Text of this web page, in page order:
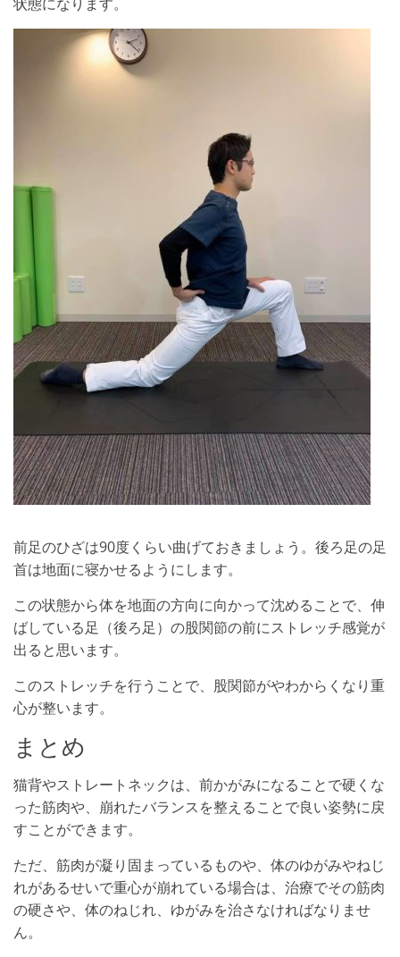
前足のひざは90度くらい曲げておきましょう。後ろ足の足
首は地面に寝かせるようにします。
この状態から体を地面の方向に向かって沈めることで、伸
ばしている足（後ろ足）の股関節の前にストレッチ感覚が
出ると思います。
このストレッチを行うことで、股関節がやわからくなり重
心が整います。
まとめ
猫背やストレートネックは、前かがみになることで硬くな
った筋肉や、崩れたバランスを整えることで良い姿勢に戻
すことができます。
ただ、筋肉が凝り固まっているものや、体のゆがみやねじ
れがあるせいで重心が崩れている場合は、治療でその筋肉
の硬さや、体のねじれ、ゆがみを治さなければなりませ
ん。